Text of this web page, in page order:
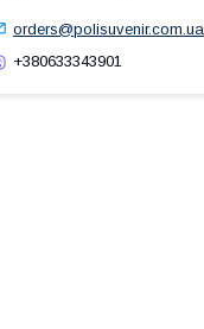
orders@polisuvenir.com.ua
+380633343901